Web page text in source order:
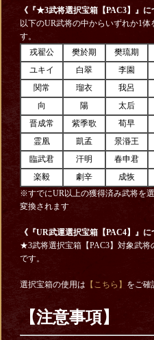
《『★3武将選択宝箱【PAC3】 』に
以下のUR武将の中からいずれか1
す。
戎翟公
樊於期 樊琉期
ユキイ
白翠 李園
関常
瑠衣 我呂
向
陽 太后
晋成常
紫季歌 荀早
霊凰
凱孟 景湣王
臨武君
汗明 春申君
楽毅
劇辛
成恢
※すでにUR以上の獲得済み武将を
変換されます
《『UR武運選択宝箱【PAC4】 』に
★3武将選択宝箱【PAC3】対象武
です。
選択宝箱の使用は 【こちら】 をご確
【注意事項】